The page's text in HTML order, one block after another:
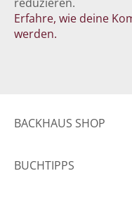
Erfahre, wie deine
werden.
BACKHAUS SHOP
BUCHTIPPS